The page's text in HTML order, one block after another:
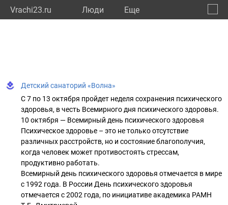
Vrachi23.ru Люди Eще
Детский санаторий «Волна»
С 7 по 13 октября пройдет неделя сохранения психического
здоровья, в честь Всемирного дня психического здоровья.
10 октября — Всемирный день психического здоровья
Психическое здоровье – это не только отсутствие
различных расстройств, но и состояние благополучия,
когда человек может противостоять стрессам,
продуктивно работать.
Всемирный день психического здоровья отмечается в мире
с 1992 года. В России День психического здоровья
отмечается с 2002 года, по инициативе академика РАМН